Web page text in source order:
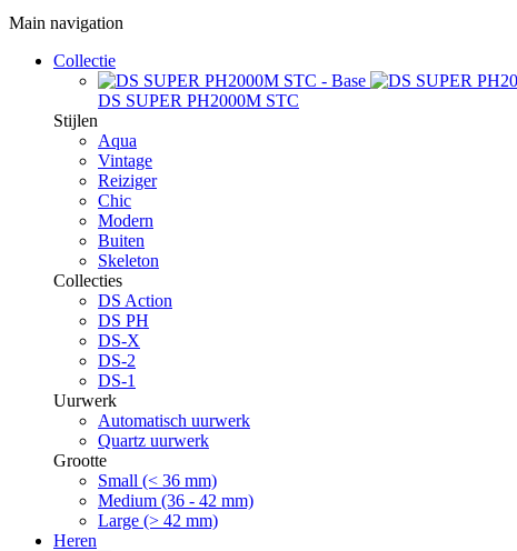
Main navigation
Collectie
DS SUPER PH2000M STC
Stijlen
Aqua
Vintage
Reiziger
Chic
Modern
Buiten
Skeleton
Collecties
DS Action
DS PH
DS-X
DS-2
DS-1
Uurwerk
Automatisch uurwerk
Quartz uurwerk
Grootte
Small (< 36 mm)
Medium (36 - 42 mm)
Large (> 42 mm)
Heren